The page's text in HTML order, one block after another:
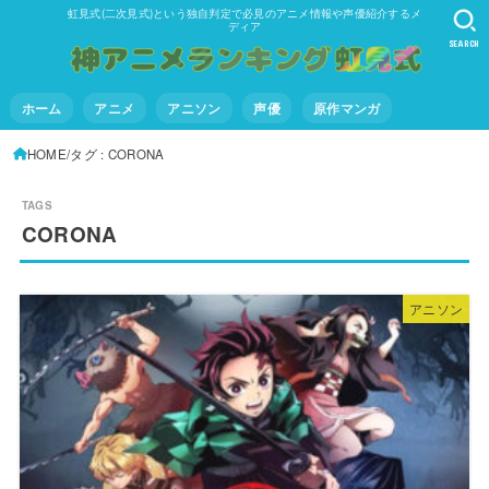
虹見式(二次見式)という独自判定で必見のアニメ情報や声優紹介するメ
ディア
ホーム アニメ アニソン 声優 原作マンガ
SEARCH
HOME タグ : CORONA
CORONA
アニソン